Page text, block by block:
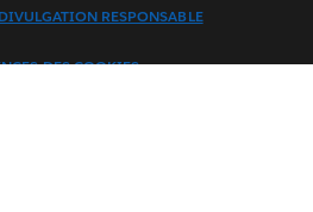
(Canada)
DIVULGATION RESPONSABLE
DES COOKIES